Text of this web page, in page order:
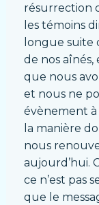
résurrection
les témoins
longue suite
de nos
que nous
et nous ne
évènement à
la manière
nous
aujourd’hui.
ce n’est pas
que le